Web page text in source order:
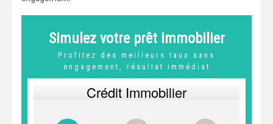
Simulez votre prêt immobilier
Profitez des meilleurs taux sans
engagement, résultat immédiat